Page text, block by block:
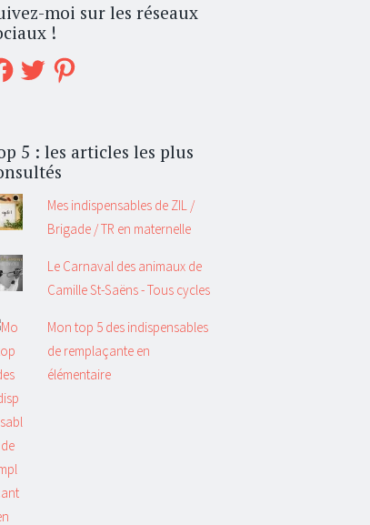
moi sur les réseaux
!
Twitter Pinterest
5 : les articles les plus
Mes indispensables de ZIL /
Brigade / TR en maternelle
Le Carnaval des animaux de
Camille St-Saëns - Tous cycles
Mon top 5 des indispensables
de remplaçante en
élémentaire